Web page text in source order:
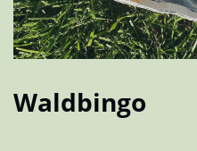
Waldbingo